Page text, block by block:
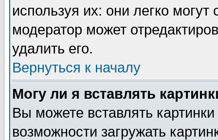
используя их: они легко
модератор может
удалить его.
Вернуться к началу
Могу ли я вставлять
Вы можете вставлять
возможности загружать